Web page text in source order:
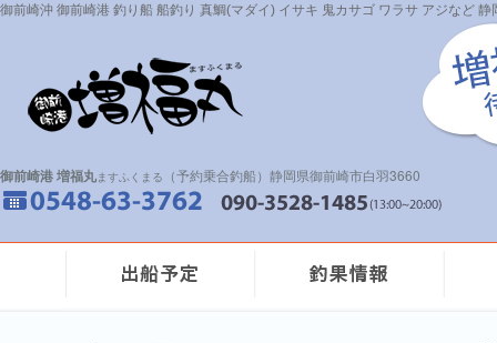
御前崎沖 御前崎港 釣り船 船釣り 真鯛(マダイ) イサキ 鬼カサゴ ワラサ アジなど
御前崎港 増福丸ますふくまる （予約乗合釣船）静岡県御前崎市白羽3660